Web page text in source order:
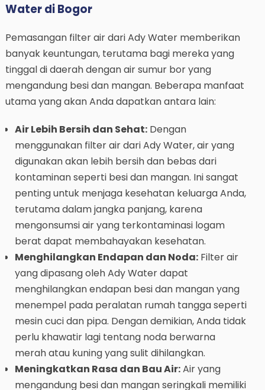
Water di Bogor
Pemasangan filter air dari Ady Water memberikan
banyak keuntungan, terutama bagi mereka yang
tinggal di daerah dengan air sumur bor yang
mengandung besi dan mangan. Beberapa manfaat
utama yang akan Anda dapatkan antara lain:
Air Lebih Bersih dan Sehat:Dengan
menggunakan filter air dari Ady Water, air yang
digunakan akan lebih bersih dan bebas dari
kontaminan seperti besi dan mangan. Ini sangat
penting untuk menjaga kesehatan keluarga Anda,
terutama dalam jangka panjang, karena
mengonsumsi air yang terkontaminasi logam
berat dapat membahayakan kesehatan.
Menghilangkan Endapan dan Noda:Filter air
yang dipasang oleh Ady Water dapat
menghilangkan endapan besi dan mangan yang
menempel pada peralatan rumah tangga seperti
mesin cuci dan pipa. Dengan demikian, Anda tidak
perlu khawatir lagi tentang noda berwarna
merah atau kuning yang sulit dihilangkan.
Meningkatkan Rasa dan Bau Air:Air yang
mengandung besi dan mangan seringkali memiliki